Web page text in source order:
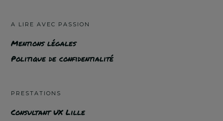
A LIRE AVEC PASSION
Mentions légales
Politique de confidentialité
PRESTATIONS
Consultant UX Lille